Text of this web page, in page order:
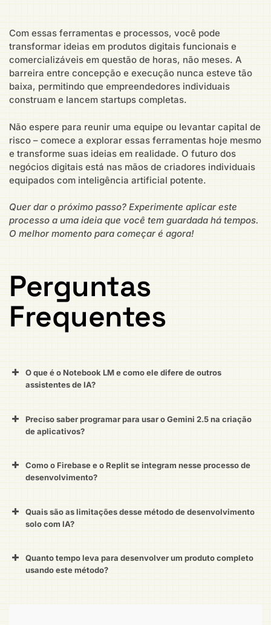
Com essas ferramentas e processos, você pode
transformar ideias em produtos digitais funcionais e
comercializáveis em questão de horas, não meses. A
barreira entre concepção e execução nunca esteve tão
baixa, permitindo que empreendedores individuais
construam e lancem startups completas.
Não espere para reunir uma equipe ou levantar capital de
risco – comece a explorar essas ferramentas hoje mesmo
e transforme suas ideias em realidade. O futuro dos
negócios digitais está nas mãos de criadores individuais
equipados com inteligência artificial potente.
Quer dar o próximo passo? Experimente aplicar este
processo a uma ideia que você tem guardada há tempos.
O melhor momento para começar é agora!
Perguntas
Frequentes
O que é o Notebook LM e como ele difere de outros
assistentes de IA?
Preciso saber programar para usar o Gemini 2.5 na criação
de aplicativos?
Como o Firebase e o Replit se integram nesse processo de
desenvolvimento?
Quais são as limitações desse método de desenvolvimento
solo com IA?
Quanto tempo leva para desenvolver um produto completo
usando este método?